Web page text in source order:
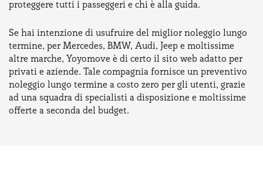
proteggere tutti i passeggeri e chi è alla guida.
Se hai intenzione di usufruire del miglior noleggio lungo
termine, per Mercedes, BMW, Audi, Jeep e moltissime
altre marche, Yoyomove è di certo il sito web adatto per
privati e aziende. Tale compagnia fornisce un preventivo
noleggio lungo termine a costo zero per gli utenti, grazie
ad una squadra di specialisti a disposizione e moltissime
offerte a seconda del budget.